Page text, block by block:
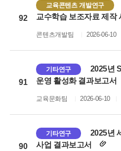
92
교육콘텐츠 개발연구
교수학습 보조자료 제작
콘텐츠개발팀 2026-06-10
91
기타연구
2025년
운영 활성화 결과보고서
교육문화팀 2026-06-10
90
기타연구
2025년
사업 결과보고서